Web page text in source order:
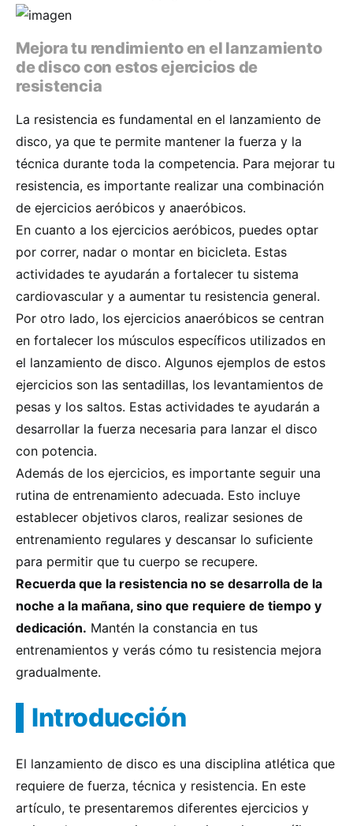
Mejora tu rendimiento en el lanzamiento
de disco con estos ejercicios de
resistencia
La resistencia es fundamental en el lanzamiento de
disco, ya que te permite mantener la fuerza y la
técnica durante toda la competencia. Para mejorar tu
resistencia, es importante realizar una combinación
de ejercicios aeróbicos y anaeróbicos.
En cuanto a los ejercicios aeróbicos, puedes optar
por correr, nadar o montar en bicicleta. Estas
actividades te ayudarán a fortalecer tu sistema
cardiovascular y a aumentar tu resistencia general.
Por otro lado, los ejercicios anaeróbicos se centran
en fortalecer los músculos específicos utilizados en
el lanzamiento de disco. Algunos ejemplos de estos
ejercicios son las sentadillas, los levantamientos de
pesas y los saltos. Estas actividades te ayudarán a
desarrollar la fuerza necesaria para lanzar el disco
con potencia.
Además de los ejercicios, es importante seguir una
rutina de entrenamiento adecuada. Esto incluye
establecer objetivos claros, realizar sesiones de
entrenamiento regulares y descansar lo suficiente
para permitir que tu cuerpo se recupere.
Recuerda que la resistencia no se desarrolla de la
noche a la mañana, sino que requiere de tiempo y
dedicación. Mantén la constancia en tus
entrenamientos y verás cómo tu resistencia mejora
gradualmente.
Introducción
El lanzamiento de disco es una disciplina atlética que
requiere de fuerza, técnica y resistencia. En este
artículo, te presentaremos diferentes ejercicios y